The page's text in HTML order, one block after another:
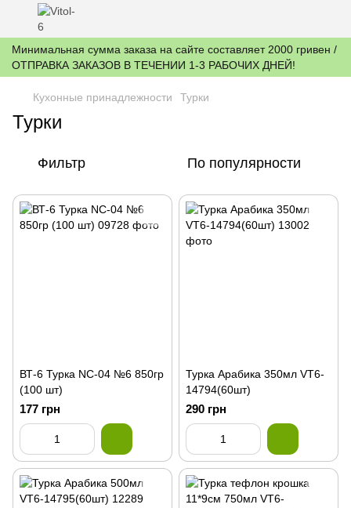
Минимальная сумма заказа на сайте составляет 2000 гривен /
ОТПРАВКА ЗАКАЗОВ В ТЕЧЕНИИ 1-3 РАБОЧИХ ДНЕЙ!
Кухонные принадлежности Турки
Турки
Фильтр По популярности
ВТ-6 Турка NC-04 №6 850гр
(100 шт)
177 грн
Турка Арабика 350мл VT6-
14794(60шт)
290 грн